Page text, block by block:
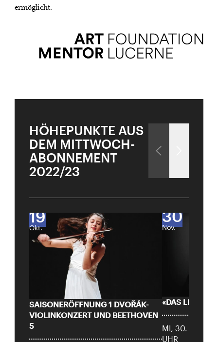
WILLIAM KENTRIDGE SCHOSTAKOWITSCH 10
ermöglicht.
HÖHEPUNKTE AUS
DEM MITTWOCH-
ABONNEMENT
2022/23
19
Okt.
SAISONERÖFFNUNG 1 DVOŘÁK-
VIOLINKONZERT UND BEETHOVEN
5
30
Nov.
«DAS LIED
MI, 30.
UHR
City Lights